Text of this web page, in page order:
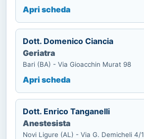
Apri scheda
Dott. Domenico Ciancia
Geriatra
Bari (BA) - Via Gioacchin Murat 98
Apri scheda
Dott. Enrico Tanganelli
Anestesista
Novi Ligure (AL) - Via G. Demicheli 4/1